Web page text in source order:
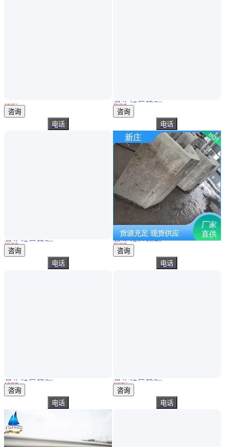
￥40.00/个
山东聊城
咨询
电话
新庄 人行道 水泥水槽 工业砌砖注塑成型 混凝土电缆沟
真实性已核验
￥65.00/块
安徽合肥
咨询
电话
室内水泥毛坯房地面找平自流平水泥施工
真实性已核验
￥ 30.00/袋
浙江杭州
咨询
电话
新庄 小区 水泥沟槽 城市道路排污 混凝土电缆沟
真实性已核验
￥65 .00/块
安徽合肥
咨询
电话
新庄 公园 水泥沟槽 用心选材操作方便 钢筋混凝土水沟
真实性已核验
￥65.00/块
安徽合肥
咨询
电话
水泥盖板 水泥预制检查井 各种规格水泥井盖现货销售
真实性已核验
￥110 .00/个
江苏苏州
咨询
电话